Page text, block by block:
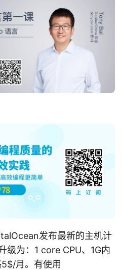
发布最新的主机计
级为：1 core CPU、1G内
$/月。有使用